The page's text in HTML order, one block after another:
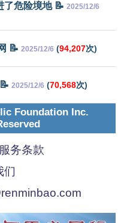
了危险境地 📝 2025/12/6
📝 2025/12/6 (94,207次)
2025/12/6 (70,568次)
Foundation Inc.
务条款
们